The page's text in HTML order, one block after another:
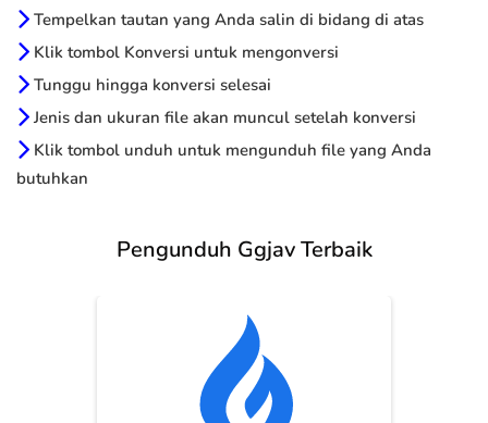
Tempelkan tautan yang Anda salin di bidang di atas
Klik tombol Konversi untuk mengonversi
Tunggu hingga konversi selesai
Jenis dan ukuran file akan muncul setelah konversi
Klik tombol unduh untuk mengunduh file yang Anda
butuhkan
Pengunduh Ggjav Terbaik